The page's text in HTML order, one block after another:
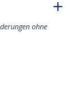
ohne